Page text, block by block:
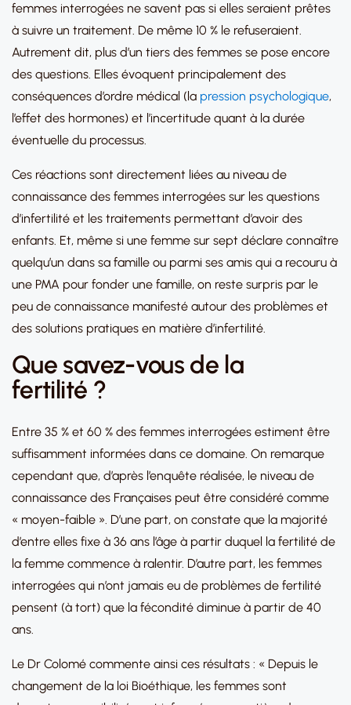
femmes interrogées ne savent pas si elles seraient prêtes
à suivre un traitement. De même 10 % le refuseraient.
Autrement dit, plus d’un tiers des femmes se pose encore
des questions. Elles évoquent principalement des
conséquences d’ordre médical (la pression psychologique,
l’effet des hormones) et l’incertitude quant à la durée
éventuelle du processus.
Ces réactions sont directement liées au niveau de
connaissance des femmes interrogées sur les questions
d’infertilité et les traitements permettant d’avoir des
enfants. Et, même si une femme sur sept déclare connaître
quelqu’un dans sa famille ou parmi ses amis qui a recouru à
une PMA pour fonder une famille, on reste surpris par le
peu de connaissance manifesté autour des problèmes et
des solutions pratiques en matière d’infertilité.
Que savez-vous de la
fertilité ?
Entre 35 % et 60 % des femmes interrogées estiment être
suffisamment informées dans ce domaine. On remarque
cependant que, d’après l’enquête réalisée, le niveau de
connaissance des Françaises peut être considéré comme
« moyen-faible ». D’une part, on constate que la majorité
d’entre elles fixe à 36 ans l’âge à partir duquel la fertilité de
la femme commence à ralentir. D’autre part, les femmes
interrogées qui n’ont jamais eu de problèmes de fertilité
pensent (à tort) que la fécondité diminue à partir de 40
ans.
Le Dr Colomé commente ainsi ces résultats : « Depuis le
changement de la loi Bioéthique, les femmes sont